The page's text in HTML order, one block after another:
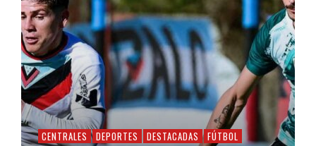
CENTRALES DEPORTES DESTACADAS FÚTBOL